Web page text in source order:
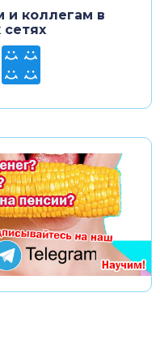
и коллегам в